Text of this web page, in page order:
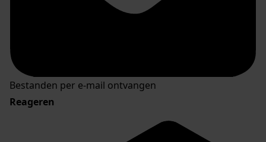
Bestanden per e-mail ontvangen
Reageren